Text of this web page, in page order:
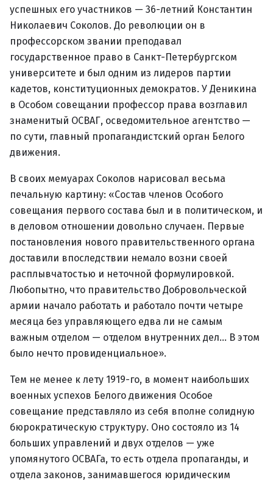
успешных его участников — 36-летний Константин
Николаевич Соколов. До революции он в
профессорском звании преподавал
государственное право в Санкт-Петербургском
университете и был одним из лидеров партии
кадетов, конституционных демократов. У Деникина
в Особом совещании профессор права возглавил
знаменитый ОСВАГ, осведомительное агентство —
по сути, главный пропагандистский орган Белого
движения.
В своих мемуарах Соколов нарисовал весьма
печальную картину: «Состав членов Особого
совещания первого состава был и в политическом, и
в деловом отношении довольно случаен. Первые
постановления нового правительственного органа
доставили впоследствии немало возни своей
расплывчатостью и неточной формулировкой.
Любопытно, что правительство Добровольческой
армии начало работать и работало почти четыре
месяца без управляющего едва ли не самым
важным отделом — отделом внутренних дел… В этом
было нечто провиденциальное».
Тем не менее к лету 1919-го, в момент наибольших
военных успехов Белого движения Особое
совещание представляло из себя вполне солидную
бюрократическую структуру. Оно состояло из 14
больших управлений и двух отделов — уже
упомянутого ОСВАГа, то есть отдела пропаганды, и
отдела законов, занимавшегося юридическим